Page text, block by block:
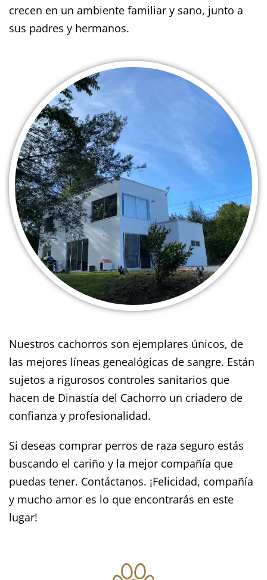
crecen en un ambiente familiar y sano, junto a
sus padres y hermanos.
Nuestros cachorros son ejemplares únicos, de
las mejores líneas genealógicas de sangre. Están
sujetos a rigurosos controles sanitarios que
hacen de Dinastía del Cachorro un criadero de
confianza y profesionalidad.
Si deseas comprar perros de raza seguro estás
buscando el cariño y la mejor compañía que
puedas tener. Contáctanos. ¡Felicidad, compañía
y mucho amor es lo que encontrarás en este
lugar!